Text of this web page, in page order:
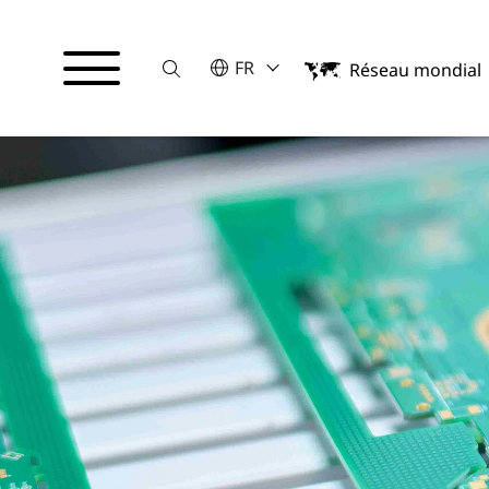
SucheVEUILLEZ SÉLECTIONNER UNE
FR
English
Réseau mondial